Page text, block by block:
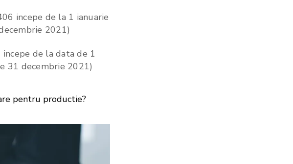
incepe de la 1 ianuarie
2021)
de la data de 1
31 decembrie 2021)
pentru productie?